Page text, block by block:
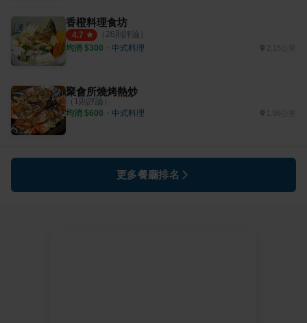
香橙料理食坊
4.7 （ 26則評論）
均消 $300 ・ 中式料理 2.15公里
聚會所燒烤熱炒
（ 1 則評論）
均消 $600 ・ 中式料理
更多餐廳排名